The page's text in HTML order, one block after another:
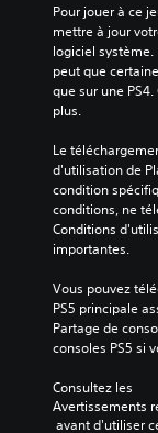
Pour jouer à ce
mettre à jour
logiciel système.
peut que
que sur une
plus.
Le
d'utilisation de
condition
conditions, ne
Conditions
importantes.
Vous pouvez
PS5 principale
Partage de
consoles PS5 si
Consultez les
Avertissements